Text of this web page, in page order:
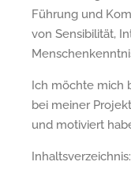
Führung und
von Sensibilität,
Ich möchte mich
bei meiner
und motiviert